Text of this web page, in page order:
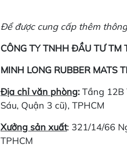
Để được cung cấp thêm
CÔNG TY TNHH ĐẦU TƯ TM
MINH LONG RUBBER MATS
Địa chỉ văn phòng: Tầng 12B
Sáu, Quận 3 cũ), TPHCM
Xưởng sản xuất: 321/14/66
TPHCM